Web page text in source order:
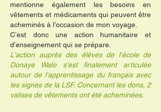
mentionne également les besoins en
vêtements et médicaments qui peuvent être
acheminés à l’occasion de mon voyage.
C’est donc une action humanitaire et
d’enseignement qui se prépare.
L'action auprès des élèves de l'école de
Donaye Walo s'est finalement articulée
autour de l'apprentissage du français avec
les signes de la LSF. Concernant les dons, 2
valises de vêtements ont été acheminées.